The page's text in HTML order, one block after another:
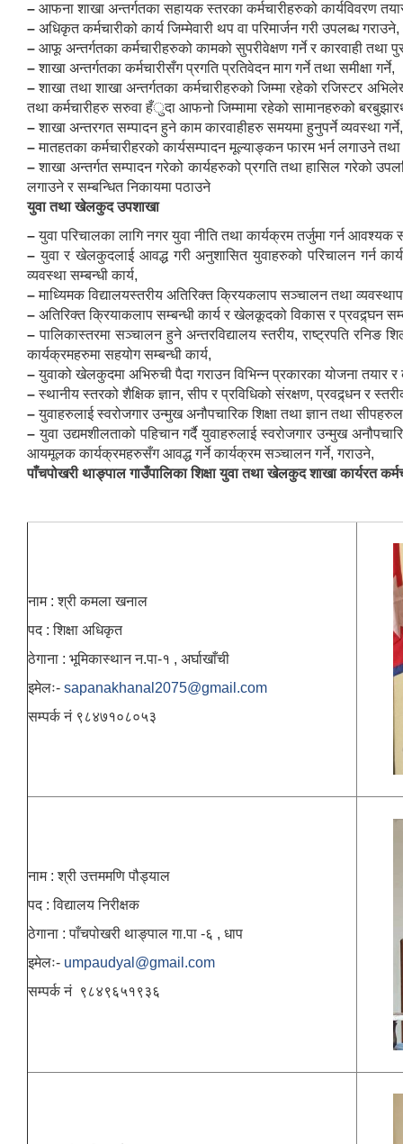
– आफना शाखा अन्तर्गतका सहायक स्तरका कर्मचारीहरुको कार्यविवरण
– अधिकृत कर्मचारीको कार्य जिम्मेवारी थप वा परिमार्जन गरी उपलब्ध गराउने,
– आफू अन्तर्गतका कर्मचारीहरुको कामको सुपरीवेक्षण गर्ने र कारवाही तथा
–शाखा अन्तर्गतका कर्मचारीसँग प्रगति प्रतिवेदन माग गर्ने तथा समीक्षा गर्ने,
–शाखा तथा शाखा अन्तर्गतका कर्मचारीहरुको जिम्मा रहेको रजिस्टर
तथा कर्मचारीहरु सरुवा हँुदा आफनो जिम्मामा रहेको सामानहरुको
–शाखा अन्तरगत सम्पादन हुने काम कारवाहीहरु समयमा हुनुपर्ने व्यवस्था
–मातहतका कर्मचारीहरको कार्यसम्पादन मूल्याङ्कन फारम भर्न लगाउने
–शाखा अन्तर्गत सम्पादन गरेको कार्यहरुको प्रगति तथा हासिल गरेको
लगाउने र सम्बन्धित निकायमा पठाउने
युवा तथा खेलकुद उपशाखा
–युवा परिचालका लागि नगर युवा नीति तथा कार्यक्रम तर्जुमा गर्न आवश्यक
–युवा र खेलकुदलाई आवद्ध गरी अनुशासित युवाहरुको परिचालन गर्न
व्यवस्था सम्बन्धी कार्य,
–माध्यिमक विद्यालयस्तरीय अतिरिक्त क्रियकलाप सञ्चालन तथा
– अतिरिक्त क्रियाकलाप सम्बन्धी कार्य र खेलकूदको विकास र प्रवद्र्घन
–पालिकास्तरमा सञ्चालन हुने अन्तरविद्यालय स्तरीय, राष्ट्रपति
कार्यक्रमहरुमा सहयोग सम्बन्धी कार्य,
–युवाको खेलकुदमा अभिरुची पैदा गराउन विभिन्न प्रकारका योजना तयार र
–स्थानीय स्तरको शैक्षिक ज्ञान, सीप र प्रविधिको संरक्षण, प्रवद्र्धन र
–युवाहरुलाई स्वरोजगार उन्मुख अनौपचारिक शिक्षा तथा ज्ञान तथा
–युवा उद्यमशीलताको पहिचान गर्दै युवाहरुलाई स्वरोजगार उन्मुख
आयमूलक कार्यक्रमहरुसँग आवद्ध गर्ने कार्यक्रम सञ्चालन गर्ने, गराउने,
पाँचपोखरी थाङ्पाल गाउँपालिका शिक्षा युवा तथा खेलकुद शाखा कार्यरत
नाम : श्री कमला खनाल
पद : शिक्षा अधिकृत
ठेगाना : भूमिकास्थान न.पा-१ , अर्घाखाँची
इमेलः- sapanakhanal2075@gmail.com
सम्पर्क नं ९८४७१०८०५३
नाम : श्री उत्तममणि पौड्याल
पद : विद्यालय निरीक्षक
ठेगाना : पाँचपोखरी थाङ्पाल गा.पा -६ , धाप
इमेलः- umpaudyal@gmail.com
सम्पर्क नं ९८४९६५१९३६